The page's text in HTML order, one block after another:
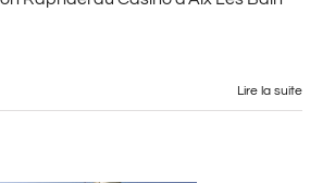
Lire la suite